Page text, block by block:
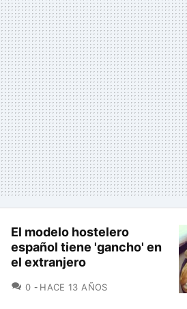
El modelo hostelero
español tiene 'gancho' en
el extranjero
0 COMENTARIOS
HACE 13 AÑOS